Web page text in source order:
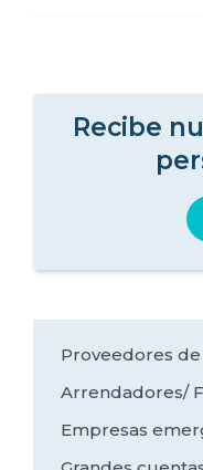
Recibe
Proveedores
Arrendadores/
Empresas